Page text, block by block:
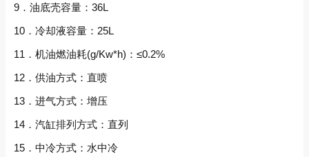
9．油底壳容量：36L
10．冷却液容量：25L
11．机油燃油耗(g/Kw*h)：≤0.2%
12．供油方式：直喷
13．进气方式：增压
14．汽缸排列方式：直列
15．中冷方式：水中冷